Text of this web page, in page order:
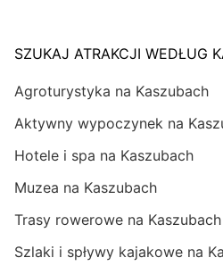
SZUKAJ ATRAKCJI WEDŁUG
Agroturystyka na Kaszubach
Aktywny wypoczynek na
Hotele i spa na Kaszubach
Muzea na Kaszubach
Trasy rowerowe na Kaszubach
Szlaki i spływy kajakowe na